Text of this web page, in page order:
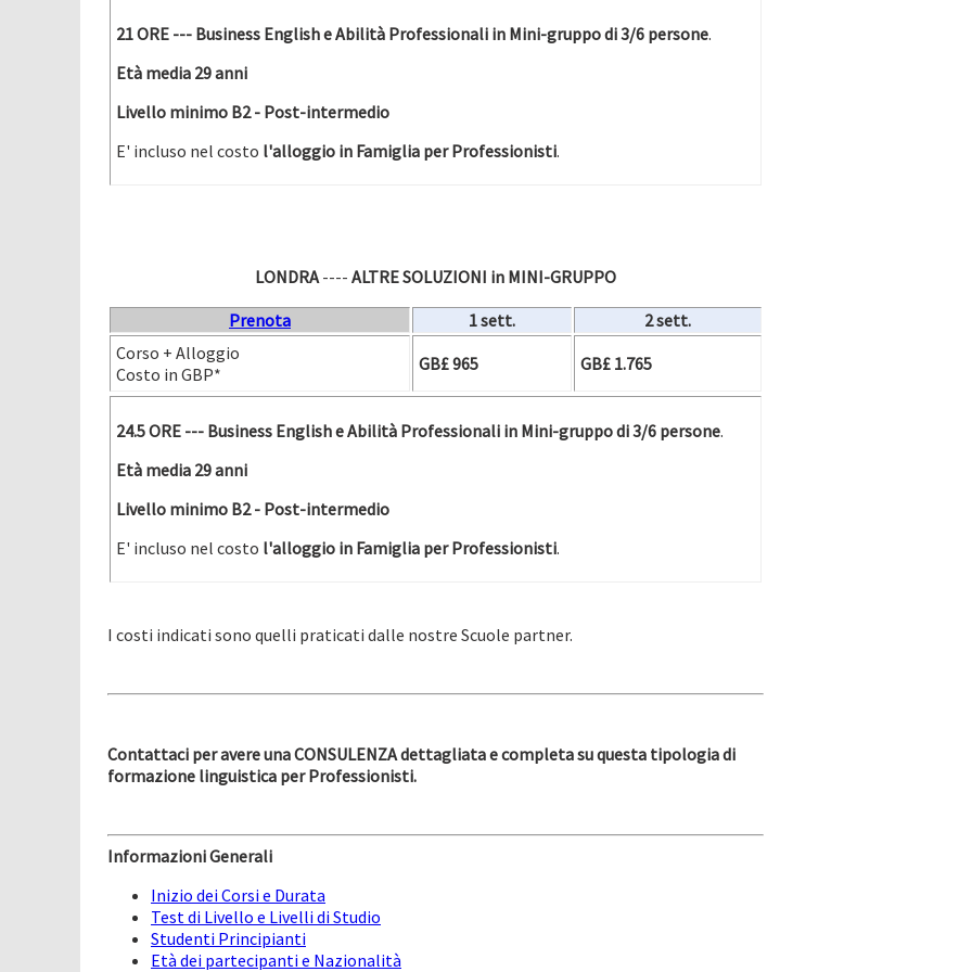
21ORE --- Business English e Abilità Professionali in Mini-gruppo di 3/6 persone.
Età media 29 anni
Livello minimo B2 - Post-intermedio
E' incluso nel costo l'alloggio in Famiglia per Professionisti.
LONDRA---- ALTRE SOLUZIONI in MINI-GRUPPO
Prenota
1 sett.
2 sett.
Corso + Alloggio
Costo in GBP*
GB£ 965 GB£ 1.765
24.5 ORE --- Business English e Abilità Professionali in Mini-gruppo di 3/6 persone.
Età media 29 anni
Livello minimo B2- Post-intermedio
E' incluso nel costo l'alloggio in Famiglia per Professionisti.
I costi indicati sono quelli praticati dalle nostre Scuole partner.
Contattaci per avere una CONSULENZA dettagliata e completa su questa tipologia di
formazione linguistica per Professionisti.
Informazioni Generali
Inizio dei Corsi e Durata
Test di Livello e Livelli di Studio
Studenti Principianti
Età dei partecipanti e Nazionalità